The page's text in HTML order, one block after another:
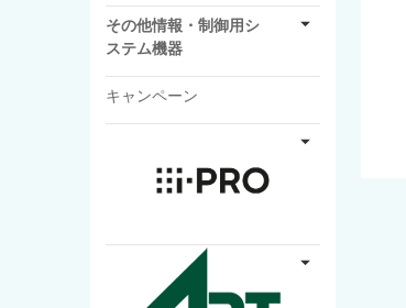
その他情報・制御用シ
ステム機器
キャンペーン